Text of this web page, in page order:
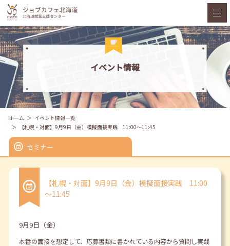
イベント情報
ホーム
イベント情報一覧
【札幌・対面】9月9日（金）模擬面接実践 11:00～11:45
セミナー
【札幌・対面】9月9日（金）模擬面接実践 11:00
～11:45
9月9日（金）
本番の面接を想定して、応募書類に書かれている内容から質問し実践